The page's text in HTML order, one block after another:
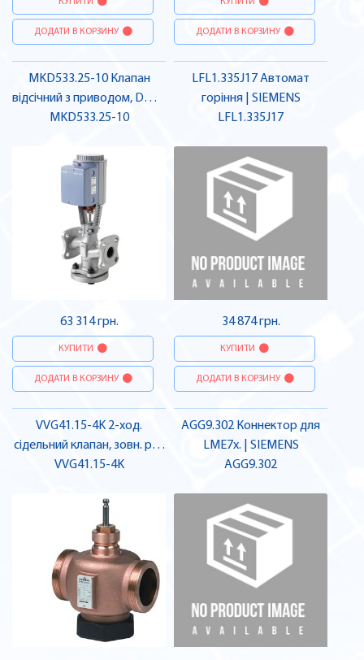
ДОДАТИ В КОРЗИНУ ДОДАТИ В КОРЗИНУ
MKD533.25-10 Клапан
відсічний з приводом, DN25
| SIEMENS
MKD533.25-10
63 314 грн.
КУПИТИ
ДОДАТИ В КОРЗИНУ
LFL1.335J17 Автомат
горіння | SIEMENS
LFL1.335J17
34 874 грн.
КУПИТИ
ДОДАТИ В КОРЗИНУ
VVG41.15-4K 2-ход.
сідельний клапан, зовн. різ.,
DN15, kvs 4 | SIEMENS
VVG41.15-4K
AGG9.302 Коннектор для
LME7x. | SIEMENS
AGG9.302